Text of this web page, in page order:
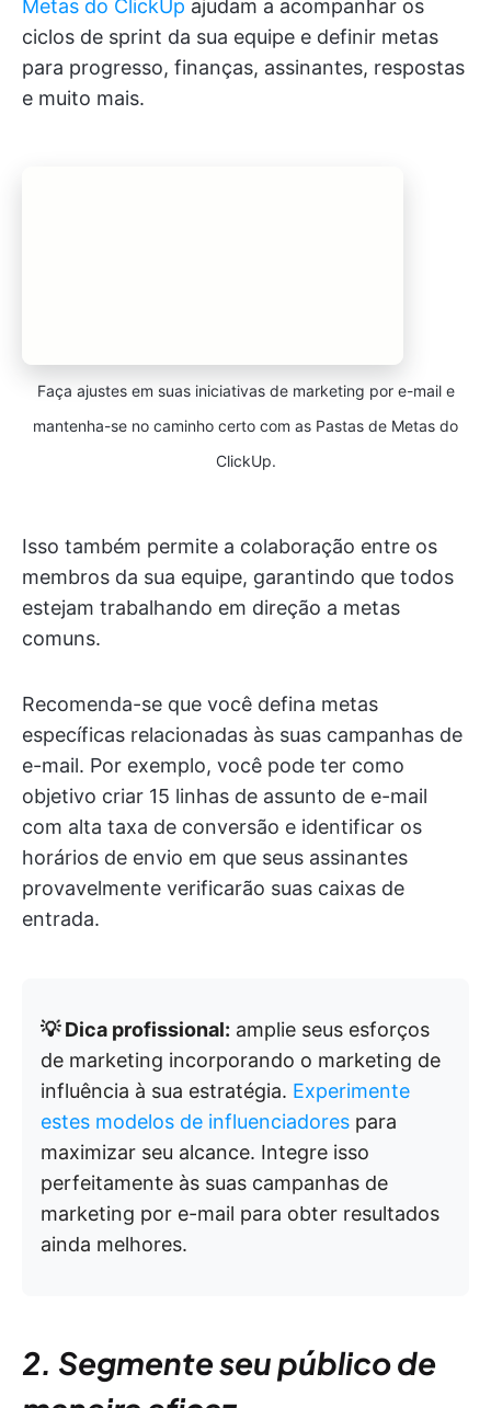
Metas do ClickUp ajudam a acompanhar os
ciclos de sprint da sua equipe e definir metas
para progresso, finanças, assinantes, respostas
e muito mais.
Faça ajustes em suas iniciativas de marketing por e-mail e
mantenha-se no caminho certo com as Pastas de Metas do
ClickUp.
Isso também permite a colaboração entre os
membros da sua equipe, garantindo que todos
estejam trabalhando em direção a metas
comuns.
Recomenda-se que você defina metas
específicas relacionadas às suas campanhas de
e-mail. Por exemplo, você pode ter como
objetivo criar 15 linhas de assunto de e-mail
com alta taxa de conversão e identificar os
horários de envio em que seus assinantes
provavelmente verificarão suas caixas de
entrada.
💡 Dica profissional: amplie seus esforços
de marketing incorporando o marketing de
influência à sua estratégia. Experimente
estes modelos de influenciadores para
maximizar seu alcance. Integre isso
perfeitamente às suas campanhas de
marketing por e-mail para obter resultados
ainda melhores.
2. Segmente seu público de